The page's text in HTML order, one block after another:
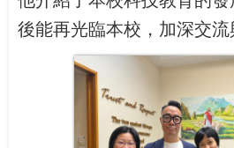
後能再光臨本校，加深交流